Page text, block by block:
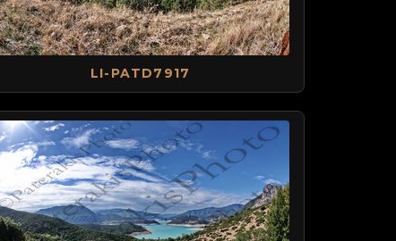
LI-PATD7917